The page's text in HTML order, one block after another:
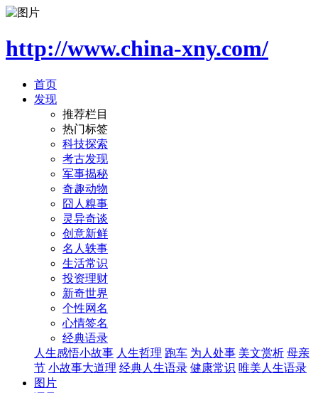
http://www.china-xny.com/
首页
发现
推荐栏目
热门标签
科技探索
考古发现
军事揭秘
奇趣动物
囧人糗事
灵异奇谈
创意新鲜
名人轶事
生活常识
投资理财
新奇世界
个性网名
心情签名
经典语录
人生感悟小故事 人生哲理 跑车 为人处事 美文赏析 母亲
节 小故事大道理 经典人生语录 健康常识 唯美人生语录
图片